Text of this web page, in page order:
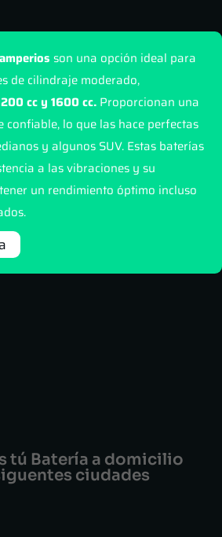
son una opción ideal para
de cilindraje moderado,
cc y 1600 cc. Proporcionan una
confiable, lo que las hace perfectas
y algunos SUV. Estas baterías
a las vibraciones y su
un rendimiento óptimo incluso
tú Batería a domicilio
ciudades